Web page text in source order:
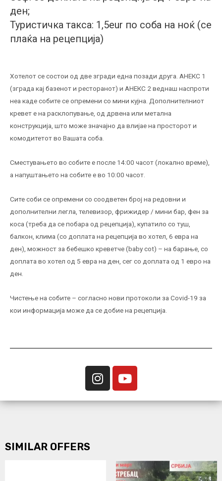
ден;
Туристичка такса: 1,5eur по соба на ноќ (се
плаќа на рецепција)
Хотелот се состои од две згради една позади друга. АНЕКС 1
(зграда кај базенот и ресторанот) и АНЕКС 2 веднаш наспроти
неа каде собите се опремени со мини кујна. Дополнителниот
кревет е на расклопување, од дрвена или метална
конструкција, што може значајно да влијае на просторот и
комодитетот во Вашата соба.
Сместувањето во собите е после 14:00 часот (локално време),
а напуштањето на собите е во 10:00 часот.
Сите соби се опремени со соодветен број на редовни и
дополнителни легла, телевизор, фрижидер / мини бар, фен за
коса (треба да се побара од рецепција), купатило со туш,
балкон, клима (со доплата на рецепција во хотел, 6 евра на
ден), можност за бебешко креветче (baby cot) – на барање, со
доплата во хотел од 5 евра на ден, сег со доплата од 1 евро на
ден.
Чистење на собите – согласно нови протоколи за Covid-19 за
кои информација може да се добие на рецепција.
SIMILAR OFFERS